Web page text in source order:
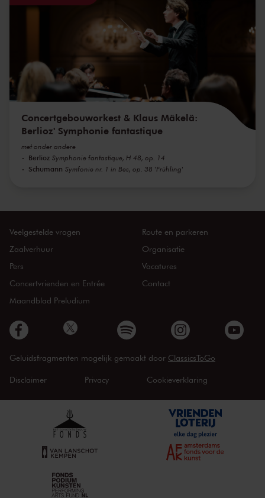
Concertgebouworkest & Klaus Mäkelä:
Berlioz' Symphonie fantastique
met onder andere
Berlioz Symphonie fantastique, H 48, op. 14
Schumann Symfonie nr. 1 in Bes, op. 38 'Frühling'
Veelgestelde vragen
Zaalverhuur
Pers
Concertvrienden en Entrée
Maandblad Preludium
Route en parkeren
Organisatie
Vacatures
Contact
Geluidsfragmenten mogelijk gemaakt door ClassicsToGo
Disclaimer Privacy Cookieverklaring